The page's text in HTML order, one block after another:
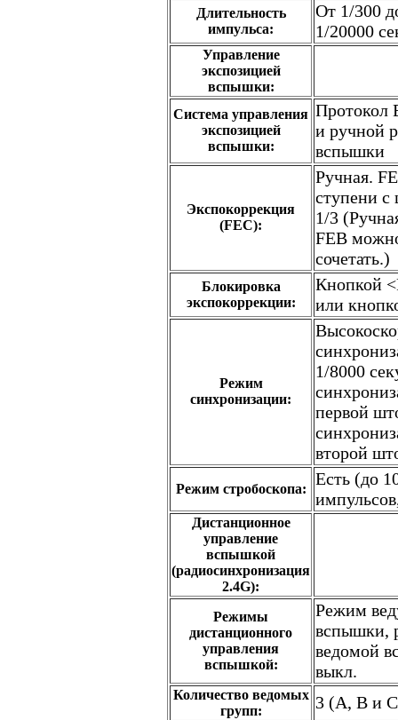
Длительность
импульса:
От 1/300
1/20000
Управление
экспозицией
вспышки:
Система управления
экспозицией
вспышки:
Протокол
и ручной
вспышки
Экспокоррекция
(FEC):
Ручная.
ступени с
1/3
FEB
сочетать.)
Блокировка
экспокоррекции:
Кнопкой
или
Режим
синхронизации:
1/8000
первой
второй
Режим стробоскопа:
Есть (до
Дистанционное
управление
вспышкой
(радиосинхронизация
2.4G):
Режимы
дистанционного
управления
вспышкой:
Режим
вспышки,
ведомой
выкл.
Количество ведомых
групп:
3 (A, B и